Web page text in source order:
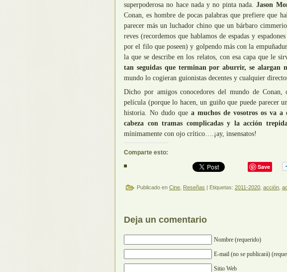
superpoderosa no hace nada y no pinta nada.Jason
Conan, es hombre de pocas palabras que prefiere que
parecer más un luchador chino que un bárbaro
reves (recordemos que hablamos de espadas y
por el filo que poseen) y golpendo más con la
la que se describe en los relatos, con esa capa que le
tan seguidas que terminan por aburrir, se alargan
mundo lo cogieran guionistas decentes y cualquier
Dicho por amigos conocedores del mundo de Conan,
película (porque lo hacen, un guiño que puede parecer
historia. No dudo que a muchos de vosotros os va
cabeza con tramas complicadas y la acción
mínimamente con ojo crítico….¡ay, insensatos!
Comparte esto:
Save
Publicado en Cine Reseñas | Etiquetas: 2011-2020 acción
Deja un comentario
Nombre (requerido)
E-mail (no se publicará)
Sitio Web